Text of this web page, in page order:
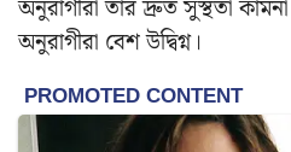
অনুরাগীরা তার দ্রুত সুস্থতা
অনুরাগীরা বেশ উদ্বিগ্ন।